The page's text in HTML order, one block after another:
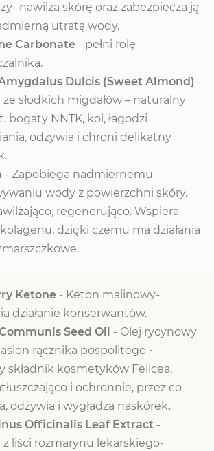
nawilża skórę oraz zabezpiecza ją
utratą wody.
Carbonate - pełni rolę
Dulcis (Sweet Almond)
ze słodkich migdałów – naturalny
bogaty NNTK, koi, łagodzi
odżywia i chroni delikatny
- Zapobiega nadmiernemu
wody z powierzchni skóry.
regenerująco. Wspiera
dzięki czemu ma działania
Ketone - Keton malinowy-
działanie konserwantów.
Seed Oil - Olej rycynowy
rącznika pospolitego -
składnik kosmetyków Felicea,
i ochronnie, przez co
odżywia i wygładza naskórek.
Officinalis Leaf Extract -
z liści rozmarynu lekarskiego-